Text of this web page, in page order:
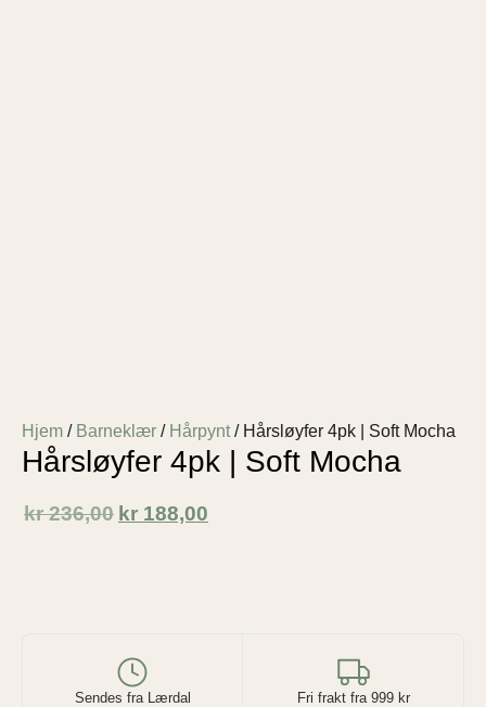
Hjem / Barneklær / Hårpynt/ Hårsløyfer 4pk | Soft Mocha
Hårsløyfer 4pk | Soft Mocha
kr236,00 kr 188,00
Sendes fra Lærdal
Fri frakt fra 999 kr